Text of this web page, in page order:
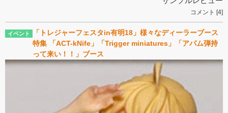
コメント [4]
「トレジャーフェスタin有明18」様々なディーラーブース
特集 「ACT-kNife」「Trigger miniatures」「アパム弾持
って来い！！」ブース